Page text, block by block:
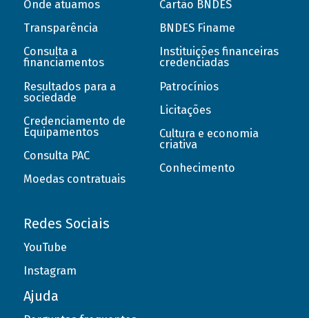
Onde atuamos
Transparência
Consulta a
financiamentos
Resultados para a
sociedade
Credenciamento de
Equipamentos
Consulta PAC
Moedas contratuais
Cartão BNDES
BNDES Finame
Instituições financeiras
credenciadas
Patrocínios
Licitações
Cultura e economia
criativa
Conhecimento
Redes Sociais
YouTube
Instagram
Ajuda